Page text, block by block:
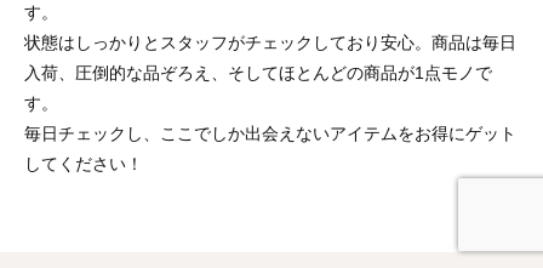
す。
状態はしっかりとスタッフがチェックしており安心。商品は毎日
入荷、圧倒的な品ぞろえ、そしてほとんどの商品が1点モノで
す。
毎日チェックし、ここでしか出会えないアイテムをお得にゲット
してください！